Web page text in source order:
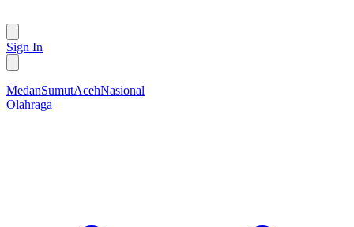
Sign In
MedanSumutAcehNasional
Olahraga